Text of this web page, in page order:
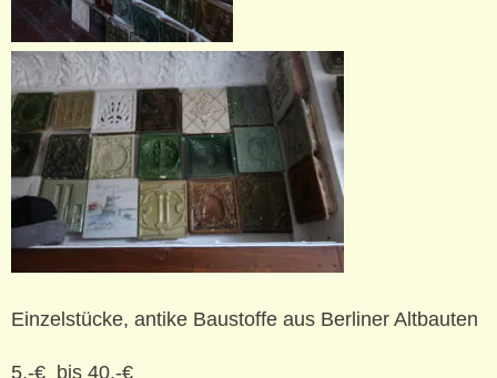
Einzelstücke, antike Baustoffe aus Berliner Altbauten
5,-€ bis 40,-€